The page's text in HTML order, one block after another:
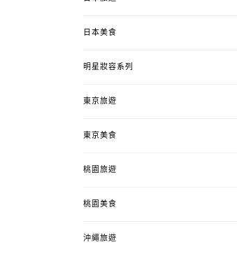
日本美食
明星妝容系列
東京旅遊
東京美食
桃園旅遊
桃園美食
沖繩旅遊